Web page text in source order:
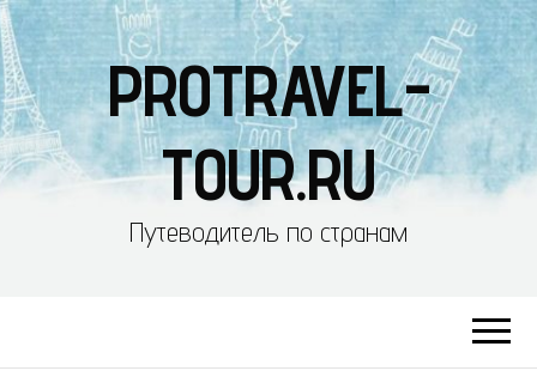
PROTRAVEL-
TOUR.RU
Путеводитель по странам